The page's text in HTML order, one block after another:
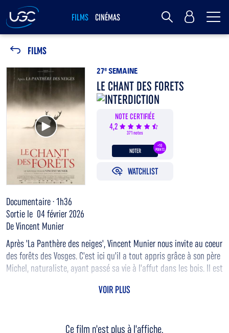
FILMS CINÉMAS MY UGC
FILMS
Voir la bande annonce
27e SEMAINE
LE CHANT DES FORETS
NOTE CERTIFIÉE
4,2
371 notes
+10
POINTS
NOTER
WATCHLIST
Documentaire · 1h36
Sortie le 04 février 2026
De Vincent Munier
Après 'La Panthère des neiges', Vincent Munier nous invite au coeur
des forêts des Vosges. C'est ici qu'il a tout appris grâce à son père
Michel, naturaliste, ayant passé sa vie à l'affut dans les bois. Il est
Vincent. Trois regards, trois générations, une même fascination
légendaire: le Grand Tétras.
VOIR PLUS
Ce film n'est plus à l'affiche.